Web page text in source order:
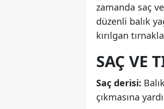
zamanda saç
düzenli balık
kırılgan
SAÇ VE
Saç derisi:
çıkmasına